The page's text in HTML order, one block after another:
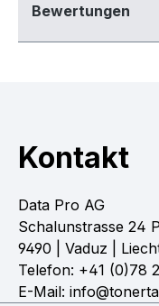
Bewertungen
Kontakt
Data Pro AG
Schalunstrasse 24
9490 | Vaduz |
Telefon: +41 (0)78
E-Mail: